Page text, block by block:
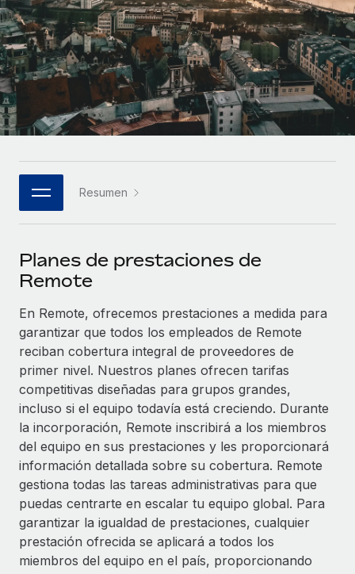
INFRAESTRUCTURA
Conexión Remote
Integra los RR. HH. en tus flujos de trabajo sin
complicaciones.
Plataforma
Funciones esenciales de RR. HH. integradas para tu
Conectar
Conecta cualquier herramienta de IA con Remote
Optimiza los procesos con herramientas empresariales
esenciales.
SERVICIOS
Pregunta a un experto
Obtén ayuda de gente experta en RR. HH. globales
y cumplimiento normativo.
Comprobaciones de antecedentes
Simplifica los procesos de cribado de candidatos.
Cumplimiento normativo
Adelántate a los riesgos de cumplimiento
normativo.
Gestión de dispositivos
Mediana empresa
Amplía tu equipo con soluciones de RR. HH.
personalizadas.
Empresa
RR. HH. globales para grandes empresas.
ASOCIARSE
Socios tecnológicos estratégicos
Integra la gestión de los RR. HH. globales en tu
Asociarse
Descubre oportunidades de colaborar con nosotros.
Remote Build Próximamente
Consultoría de integraciones y automatización con IA.
CASOS PRÁCTICOS
Guías y recursos
Casos prácticos
Glosario de RR. HH.
Listas de verificación y plantillas
Biblioteca de descripciones de puestos
Webinarios
Información sobre salarios y talento
Obtén ayuda
Consulta todos los recursos
Nómina global
EOR y PEO
Contractor Management
Impuestos
Español
Italiano
Português (Portugal)
日本語
한국어
中文（简体）Resumen
Planes de prestaciones de
Remote
En Remote, ofrecemos prestaciones a medida para
garantizar que todos los empleados de Remote
reciban cobertura integral de proveedores de
primer nivel. Nuestros planes ofrecen tarifas
competitivas diseñadas para grupos grandes,
incluso si el equipo todavía está creciendo. Durante
la incorporación, Remote inscribirá a los miembros
del equipo en sus prestaciones y les proporcionará
información detallada sobre su cobertura. Remote
gestiona todas las tareas administrativas para que
puedas centrarte en escalar tu equipo global. Para
garantizar la igualdad de prestaciones, cualquier
prestación ofrecida se aplicará a todos los
miembros del equipo en el país, proporcionando